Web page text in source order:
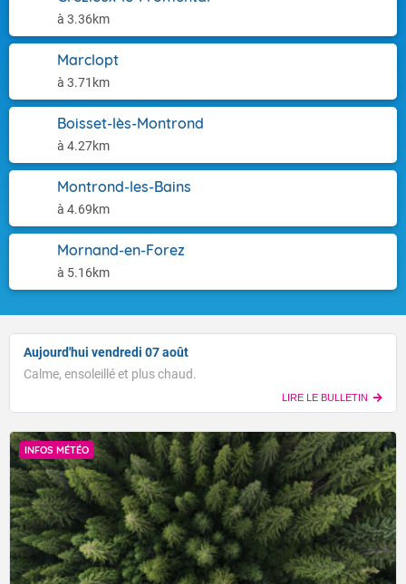
à 3.36km
Marclopt
à 3.71km
Boisset-lès-Montrond
à 4.27km
Montrond-les-Bains
à 4.69km
Mornand-en-Forez
à 5.16km
Aujourd'hui vendredi 07 août
Calme, ensoleillé et plus chaud.
LIRE LE BULLETIN
INFOS MÉTÉO